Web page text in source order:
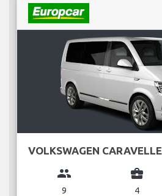
VOLKSWAGEN CARAVELLE
group
9
business_center
4